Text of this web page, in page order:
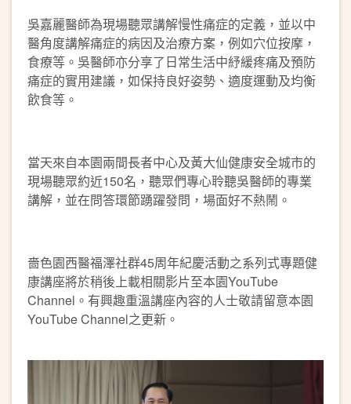
吳嘉麗醫師為現場聽眾講解慢性痛症的定義，並以中
醫角度講解痛症的病因及治療方案，例如穴位按摩，
食療等。吳醫師亦分享了日常生活中紓緩疼痛及預防
痛症的實用建議，如保持良好姿勢、適度運動及均衡
飲食等。
當天來自本園兩間長者中心及黃大仙健康安全城市的
現場聽眾約近150名，聽眾們專心聆聽吳醫師的專業
講解，並在問答環節踴躍發問，場面好不熱鬧。
嗇色園西醫福澤社群45周年紀慶活動之系列式專題健
康講座將於稍後上載相關影片至本園YouTube
Channel。有興趣重溫講座內容的人士敬請留意本園
YouTube Channel之更新。